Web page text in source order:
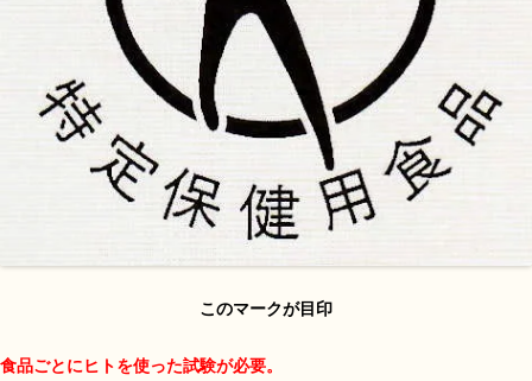
このマークが目印
食品ごとにヒトを使った試験が必要。